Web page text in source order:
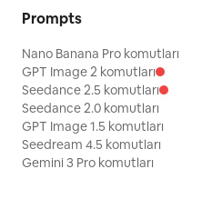
Prompts
Nano Banana Pro komutları
GPT Image 2 komutları
Seedance 2.5 komutları
Seedance 2.0 komutları
GPT Image 1.5 komutları
Seedream 4.5 komutları
Gemini 3 Pro komutları